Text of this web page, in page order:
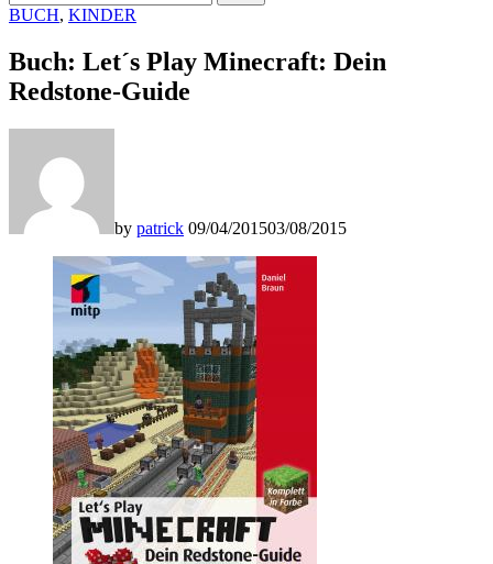
Search
POSTED
BUCH, KINDER
Buch: Let´s Play Minecraft: Dein
Redstone-Guide
by patrick 09/04/201503/08/2015